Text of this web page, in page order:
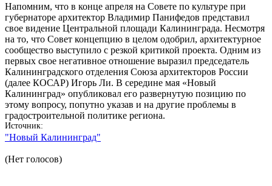
Напомним, что в конце апреля на Совете по культуре при
губернаторе архитектор Владимир Панифедов представил
свое видение Центральной площади Калининграда. Несмотря
на то, что Совет концепцию в целом одобрил, архитектурное
сообщество выступило с резкой критикой проекта. Одним из
первых свое негативное отношение выразил председатель
Калининградского отделения Союза архитекторов России
(далее КОСАР) Игорь Ли. В середине мая «Новый
Калининград» опубликовал его развернутую позицию по
этому вопросу, попутно указав и на другие проблемы в
градостроительной политике региона.
Источник
"Новый Калининград"
(Нет голосов)